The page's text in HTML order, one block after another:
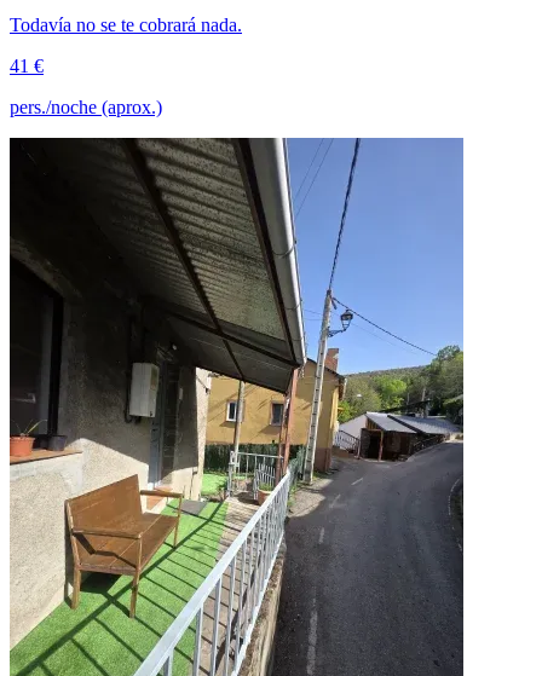
Todavía no se te cobrará nada.
41 €
pers./noche (aprox.)